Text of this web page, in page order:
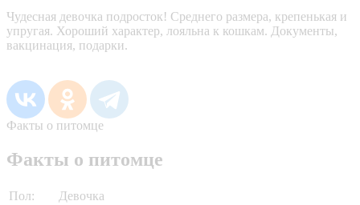
Чудесная девочка подросток! Среднего размера, крепенькая и
упругая. Хороший характер, лояльна к кошкам. Документы,
вакцинация, подарки.
Факты о питомце
Факты о питомце
Пол:
Девочка